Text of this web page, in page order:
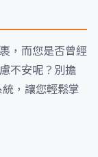
，而您是否曾經
不安呢？別擔
，讓您輕鬆掌